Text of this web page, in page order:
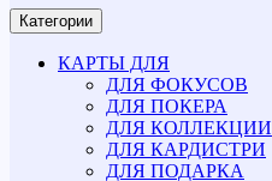
Категории
КАРТЫ ДЛЯ
ДЛЯ ФОКУСОВ
ДЛЯ ПОКЕРА
ДЛЯ КОЛЛЕКЦИИ
ДЛЯ КАРДИСТРИ
ДЛЯ ПОДАРКА